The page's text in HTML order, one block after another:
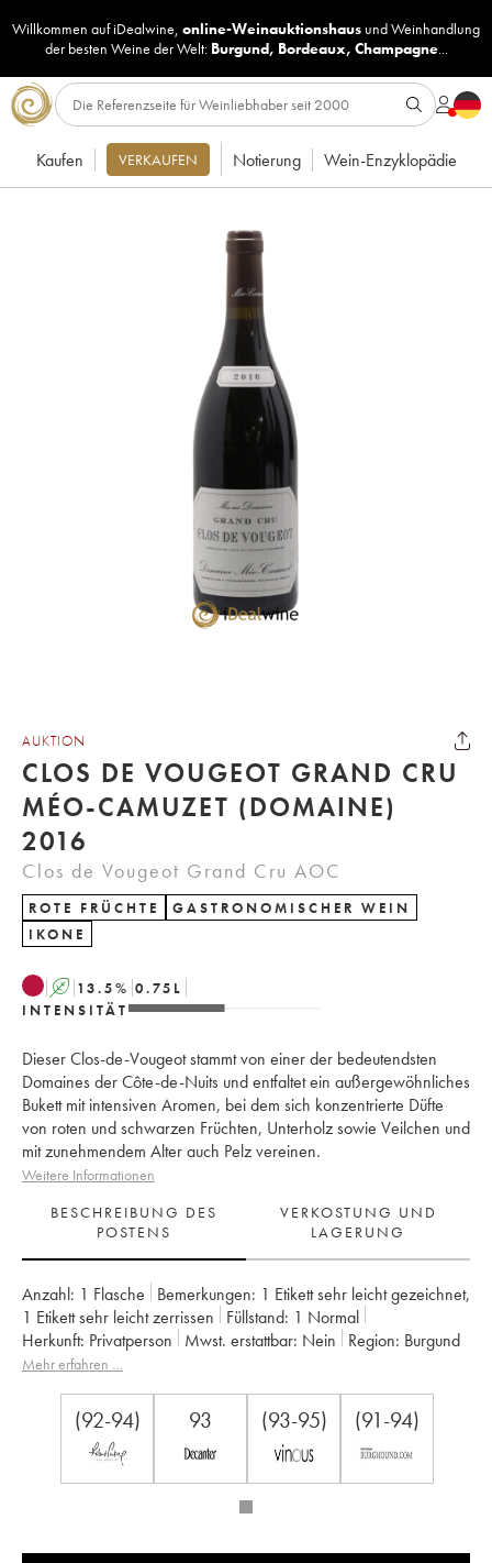
Willkommen auf iDealwine, online-Weinauktionshaus undWeinhandlung
der besten Weine der Welt: Burgund, Bordeaux, Champagne...
Kaufen VERKAUFEN Notierung Wein-Enzyklopädie
AUKTION
CLOS DE VOUGEOT GRAND CRU
MÉO-CAMUZET (DOMAINE)
2016
Clos de Vougeot Grand Cru AOC
ROTE FRÜCHTE
GASTRONOMISCHER WEIN
IKONE
A 13.5% 0.75 L
INTENSITÄT
Dieser Clos-de-Vougeot stammt von einer der bedeutendsten
Domaines der Côte-de-Nuits und entfaltet ein außergewöhnliches
Bukett mit intensiven Aromen, bei dem sich konzentrierte Düfte
von roten und schwarzen Früchten, Unterholz sowie Veilchen und
mit zunehmendem Alter auch Pelz vereinen.
Weitere Informationen
BESCHREIBUNG DES
POSTENS
VERKOSTUNG UND
LAGERUNG
Anzahl: 1 Flasche Bemerkungen: 1 Etikett sehr leicht gezeichnet,
1 Etikett sehr leicht zerrissen
Füllstand: 1 Normal
Herkunft:
privatperson Mwst. erstattbar: nein Region:
Burgund
Appellation:
Mehr erfahren …
(92-94) 93 (93-95) (91-94)